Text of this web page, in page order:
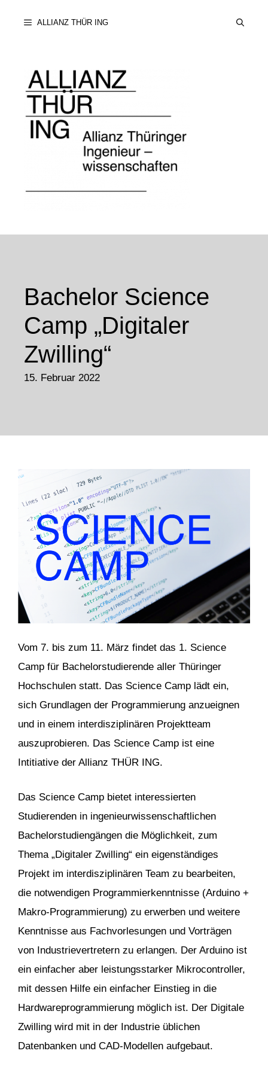
ALLIANZ THÜR ING
Bachelor Science
Camp „Digitaler
Zwilling“
15. Februar 2022
Vom 7. bis zum 11. März findet das 1. Science
Camp für Bachelorstudierende aller Thüringer
Hochschulen statt. Das Science Camp lädt ein,
sich Grundlagen der Programmierung anzueignen
und in einem interdisziplinären Projektteam
auszuprobieren. Das Science Camp ist eine
Intitiative der Allianz THÜR ING.
Das Science Camp bietet interessierten
Studierenden in ingenieurwissenschaftlichen
Bachelorstudiengängen die Möglichkeit, zum
Thema „Digitaler Zwilling“ ein eigenständiges
Projekt im interdisziplinären Team zu bearbeiten,
die notwendigen Programmierkenntnisse (Arduino +
Makro-Programmierung) zu erwerben und weitere
Kenntnisse aus Fachvorlesungen und Vorträgen
von Industrievertretern zu erlangen. Der Arduino ist
ein einfacher aber leistungsstarker Mikrocontroller,
mit dessen Hilfe ein einfacher Einstieg in die
Hardwareprogrammierung möglich ist. Der Digitale
Zwilling wird mit in der Industrie üblichen
Datenbanken und CAD-Modellen aufgebaut.